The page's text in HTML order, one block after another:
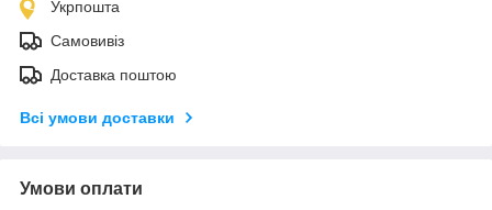
Укрпошта
Самовивіз
Доставка поштою
Всі умови доставки
Умови оплати